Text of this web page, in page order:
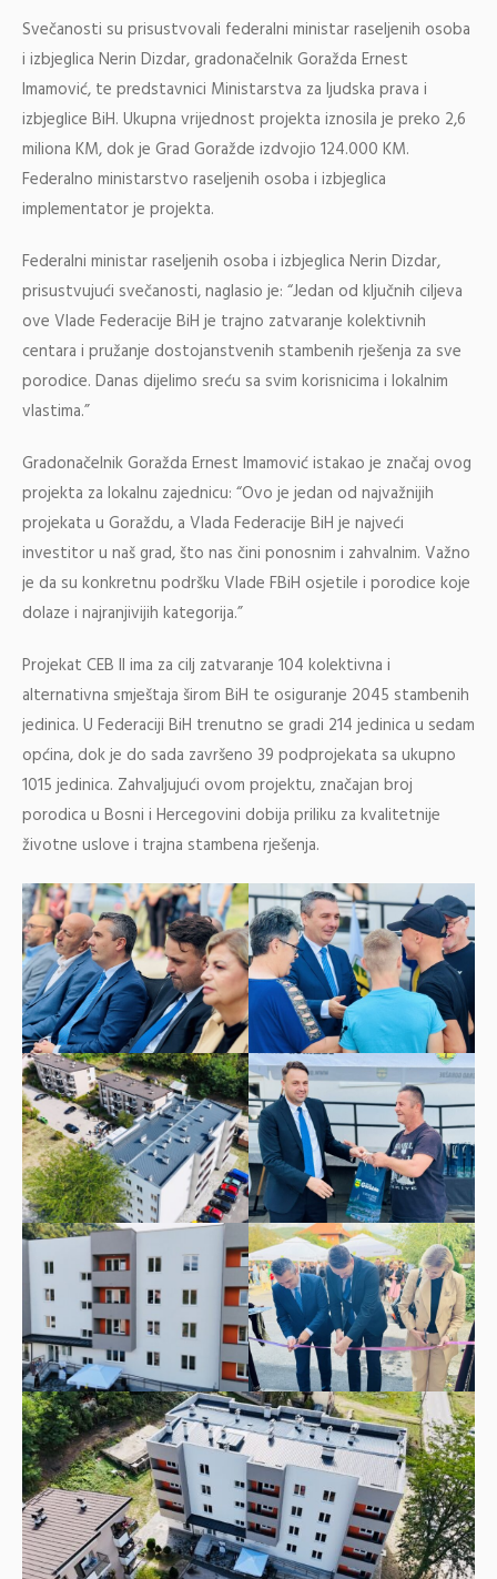
Svečanosti su prisustvovali federalni ministar raseljenih osoba
i izbjeglica Nerin Dizdar, gradonačelnik Goražda Ernest
Imamović, te predstavnici Ministarstva za ljudska prava i
izbjeglice BiH. Ukupna vrijednost projekta iznosila je preko 2,6
miliona KM, dok je Grad Goražde izdvojio 124.000 KM.
Federalno ministarstvo raseljenih osoba i izbjeglica
implementator je projekta.
Federalni ministar raseljenih osoba i izbjeglica Nerin Dizdar,
prisustvujući svečanosti, naglasio je: “Jedan od ključnih ciljeva
ove Vlade Federacije BiH je trajno zatvaranje kolektivnih
centara i pružanje dostojanstvenih stambenih rješenja za sve
porodice. Danas dijelimo sreću sa svim korisnicima i lokalnim
vlastima.”
Gradonačelnik Goražda Ernest Imamović istakao je značaj ovog
projekta za lokalnu zajednicu: “Ovo je jedan od najvažnijih
projekata u Goraždu, a Vlada Federacije BiH je najveći
investitor u naš grad, što nas čini ponosnim i zahvalnim. Važno
je da su konkretnu podršku Vlade FBiH osjetile i porodice koje
dolaze i najranjivijih kategorija.”
Projekat CEB II ima za cilj zatvaranje 104 kolektivna i
alternativna smještaja širom BiH te osiguranje 2045 stambenih
jedinica. U Federaciji BiH trenutno se gradi 214 jedinica u sedam
općina, dok je do sada završeno 39 podprojekata sa ukupno
1015 jedinica. Zahvaljujući ovom projektu, značajan broj
porodica u Bosni i Hercegovini dobija priliku za kvalitetnije
životne uslove i trajna stambena rješenja.